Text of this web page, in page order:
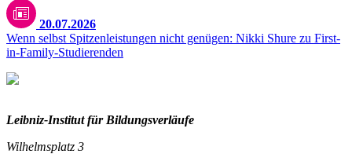
20.07.2026
Wenn selbst Spitzenleistungen nicht genügen: Nikki Shure zu First-
in-Family-Studierenden
Leibniz-Institut für Bildungsverläufe
Wilhelmsplatz 3